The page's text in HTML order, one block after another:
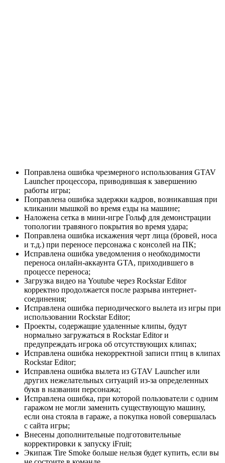
Поправлена ошибка чрезмерного использования GTAV
Launcher процессора, приводившая к завершению
работы игры;
Поправлена ошибка задержки кадров, возникавшая при
кликании мышкой во время езды на машине;
Наложена сетка в мини-игре Гольф для демонстрации
топологии травяного покрытия во время удара;
Поправлена ошибка искажения черт лица (бровей, носа
и т.д.) при переносе персонажа с консолей на ПК;
Исправлена ошибка уведомления о необходимости
переноса онлайн-аккаунта GTA, приходившего в
процессе переноса;
Загрузка видео на Youtube через Rockstar Editor
корректно продолжается после разрыва интернет-
соединения;
Исправлена ошибка периодического вылета из игры при
использовании Rockstar Editor;
Проекты, содержащие удаленные клипы, будут
нормально загружаться в Rockstar Editor и
предупреждать игрока об отсутствующих клипах;
Исправлена ошибка некорректной записи птиц в клипах
Rockstar Editor;
Исправлена ошибка вылета из GTAV Launcher или
других нежелательных ситуаций из-за определенных
букв в названии персонажа;
Исправлена ошибка, при которой пользователи с одним
гаражом не могли заменить существующую машину,
если она стояла в гараже, а покупка новой совершалась
с сайта игры;
Внесены дополнительные подготовительные
корректировки к запуску iFruit;
Экипаж Tire Smoke больше нельзя будет купить, если вы